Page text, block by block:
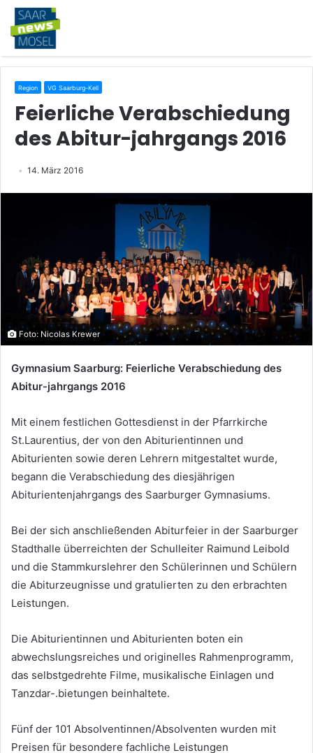
Region VG Saarburg-Kell
Feierliche Verabschiedung
des Abitur-jahrgangs 2016
14. März 2016
Foto: Nicolas Krewer
Gymnasium Saarburg: Feierliche Verabschiedung des
Abitur-jahrgangs 2016
Mit einem festlichen Gottesdienst in der Pfarrkirche
St.Laurentius, der von den Abiturientinnen und
Abiturienten sowie deren Lehrern mitgestaltet wurde,
begann die Verabschiedung des diesjährigen
Abiturientenjahrgangs des Saarburger Gymnasiums.
Bei der sich anschließenden Abiturfeier in der Saarburger
Stadthalle überreichten der Schulleiter Raimund Leibold
und die Stammkurslehrer den Schülerinnen und Schülern
die Abiturzeugnisse und gratulierten zu den erbrachten
Leistungen.
Die Abiturientinnen und Abiturienten boten ein
abwechslungsreiches und originelles Rahmenprogramm,
das selbstgedrehte Filme, musikalische Einlagen und
Tanzdar-.bietungen beinhaltete.
Fünf der 101 Absolventinnen/Absolventen wurden mit
Preisen für besondere fachliche Leistungen